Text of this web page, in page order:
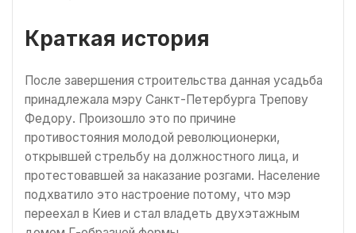
Краткая история
После завершения строительства данная усадьба
принадлежала мэру Санкт-Петербурга Трепову
Федору. Произошло это по причине
противостояния молодой революционерки,
открывшей стрельбу на должностного лица, и
протестовавшей за наказание розгами. Население
подхватило это настроение потому, что мэр
переехал в Киев и стал владеть двухэтажным